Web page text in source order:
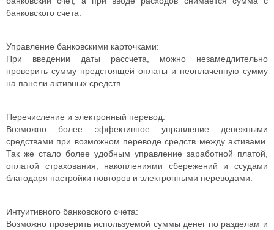
банковского счета.
Управление банковскими карточками:
При введении даты рассчета, можно незамедлительно
проверить сумму предстоящей оплаты и неоплаченную сумму
на панели активных средств.
Перечисление и электронный перевод:
Возможно более эффективное управление денежными
средствами при возможном переводе средств между активами.
Так же стало более удобным управление заработной платой,
оплатой страхования, накоплениями сбережений и ссудами
благодаря настройки повторов и электронными переводами.
Интуитивного банковского счета:
Возможно проверить используемой суммы денег по разделам и